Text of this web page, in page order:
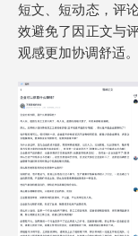
短文、短动态，评
效避免了因正文与
观感更加协调舒适。